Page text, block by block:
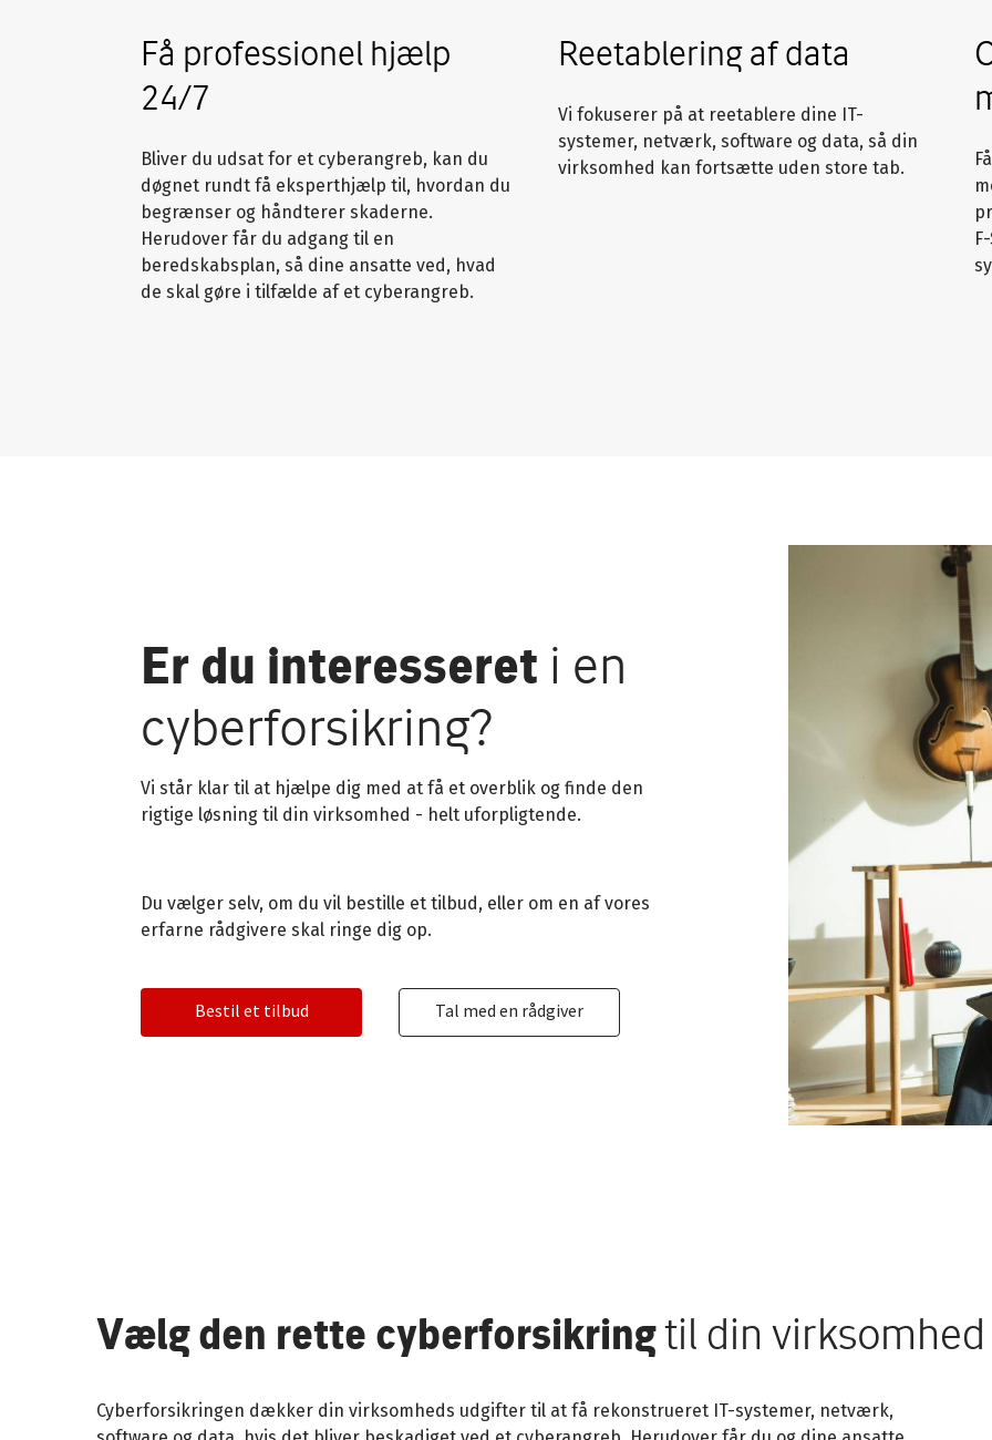
Få professionel hjælp
24/7
Bliver du udsat for et cyberangreb, kan du
døgnet rundt få eksperthjælp til, hvordan du
begrænser og håndterer skaderne.
Herudover får du adgang til en
beredskabsplan, så dine ansatte ved, hvad
de skal gøre i tilfælde af et cyberangreb.
Reetablering af data
Vi fokuserer på at reetablere dine IT-
systemer, netværk, software og data, så din
virksomhed kan fortsætte uden store tab.
Er du interesseret i en
cyberforsikring?
Vi står klar til at hjælpe dig med at få et overblik og finde den
rigtige løsning til din virksomhed - helt uforpligtende.
Du vælger selv, om du vil bestille et tilbud, eller om en af vores
erfarne rådgivere skal ringe dig op.
Bestil et tilbud Tal med en rådgiver
Vælg den rette cyberforsikringtil din
Cyberforsikringen dækker din virksomheds udgifter til at få rekonstrueret IT-systemer, netværk,